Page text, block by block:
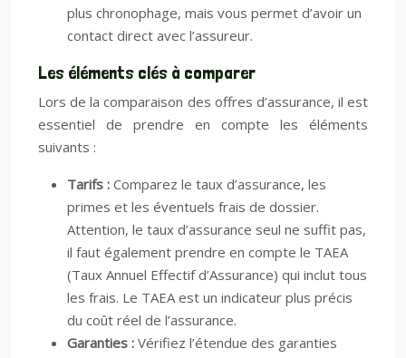
plus chronophage, mais vous permet d’avoir un
contact direct avec l’assureur.
Les éléments clés à comparer
Lors de la comparaison des offres d’assurance, il est
essentiel de prendre en compte les éléments
suivants :
Tarifs : Comparez le taux d’assurance, les
primes et les éventuels frais de dossier.
Attention, le taux d’assurance seul ne suffit pas,
il faut également prendre en compte le TAEA
(Taux Annuel Effectif d’Assurance) qui inclut tous
les frais. Le TAEA est un indicateur plus précis
du coût réel de l’assurance.
Garanties : Vérifiez l’étendue des garanties